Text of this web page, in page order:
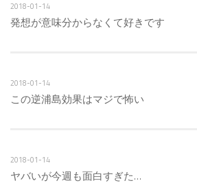
2018-01-14
発想が意味分からなくて好きです
2018-01-14
この逆浦島効果はマジで怖い
2018-01-14
ヤバいが今週も面白すぎた…